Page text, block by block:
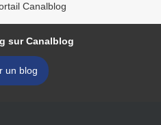
Canalblog
sur Canalblog
un blog